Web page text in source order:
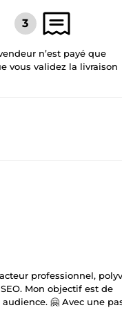
n’est payé que
vous validez la livraison
professionnel,
Mon objectif est de
🤗 Avec une